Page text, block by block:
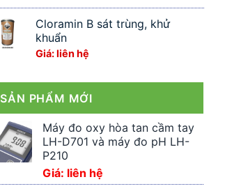
Cloramin B sát trùng, khử
khuẩn
Giá: liên hệ
SẢN PHẨM MỚI
Máy đo oxy hòa tan cầm tay
LH-D701 và máy đo pH LH-
P210
Giá: liên hệ